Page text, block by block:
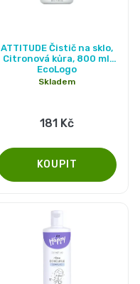
ATTITUDE Čistič na sklo,
Citronová kůra, 800 ml,
EcoLogo
Skladem
181 Kč